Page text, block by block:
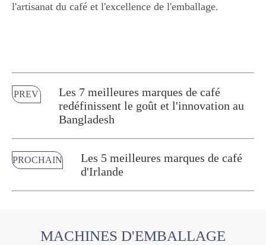
l'artisanat du café et l'excellence de l'emballage.
PREV
Les 7 meilleures marques de café
redéfinissent le goût et l'innovation au
Bangladesh
PROCHAIN
Les 5 meilleures marques de café
d'Irlande
MACHINES D'EMBALLAGE